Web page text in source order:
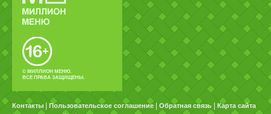
© МИЛЛИОН МЕНЮ.
ВСЕ ПРАВА ЗАЩИЩЕНЫ.
Контакты Пользовательское соглашение Обратная связь Карта сайта